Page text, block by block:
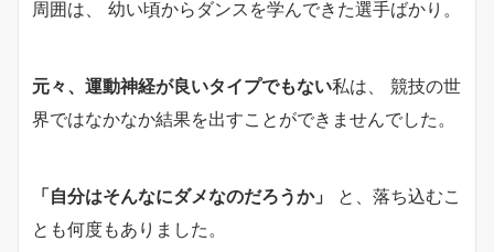
周囲は、 幼い頃からダンスを学んできた選手ばかり。
元々、運動神経が良いタイプでもない私は、 競技の世
界ではなかなか結果を出すことができませんでした。
「自分はそんなにダメなのだろうか」
と、落ち込むこ
とも何度もありました。